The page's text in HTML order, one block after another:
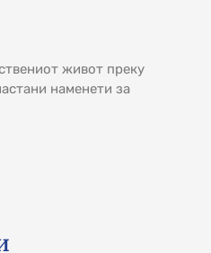
живот преку
наменети за